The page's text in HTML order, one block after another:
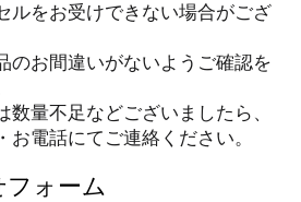
ルをお受けできない場合がござ
のお間違いがないようご確認を
数量不足などございましたら、
お電話にてご連絡ください。
フォーム